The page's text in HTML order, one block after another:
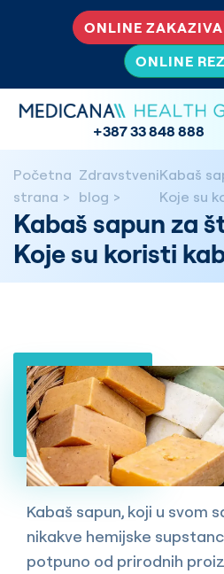
ONLINE
ONLINE
+387 33 848 888
Početna
strana
Zdravstveni
blog
Kabaš
Koje su
Kabaš sapun za
Koje su koristi
Kabaš sapun, koji u svom
nikakve hemijske
potpuno od prirodnih